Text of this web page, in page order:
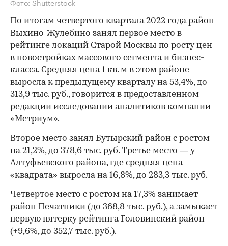
По итогам четвертого квартала 2022 года район
Выхино-Жулебино занял первое место в
рейтинге локаций Старой Москвы по росту цен
в новостройках массового сегмента и бизнес-
класса. Средняя цена 1 кв. м в этом районе
выросла к предыдущему кварталу на 53,4%, до
313,9 тыс. руб., говорится в предоставленном
редакции исследовании аналитиков компании
«Метриум».
Второе место занял Бутырский район с ростом
на 21,2%, до 378,6 тыс. руб. Третье место — у
Алтуфьевского района, где средняя цена
«квадрата» выросла на 16,8%, до 283,3 тыс. руб.
Четвертое место с ростом на 17,3% занимает
район Печатники (до 368,8 тыс. руб.), а замыкает
первую пятерку рейтинга Головинский район
(+9,6%, до 352,7 тыс. руб.).